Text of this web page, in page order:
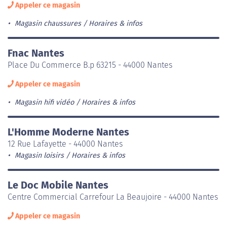
Appeler ce magasin
Magasin chaussures Horaires & infos
Fnac Nantes
Place Du Commerce B.p 63215 - 44000 Nantes
Appeler ce magasin
Magasin hifi vidéo Horaires & infos
L'Homme Moderne Nantes
12 Rue Lafayette - 44000 Nantes
Magasin loisirs Horaires & infos
Le Doc Mobile Nantes
Centre Commercial Carrefour La Beaujoire - 44000 Nantes
Appeler ce magasin